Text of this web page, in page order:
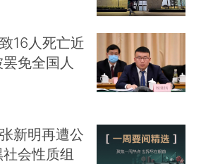
16人死亡近
免全国人
新明再遭公
会性质组